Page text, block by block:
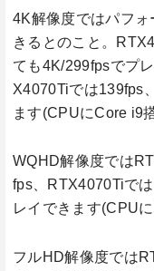
4K解像度ではパフ
きるとのこと。
ても4K/299fpsでプ
X4070Tiでは139fps
ます(CPUにCore i9
WQHD解像度では
fps、RTX4070Tiで
レイできます(CPU
フルHD解像度では